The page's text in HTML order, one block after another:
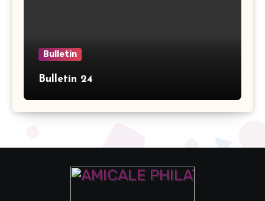
Bulletin
Bulletin 24